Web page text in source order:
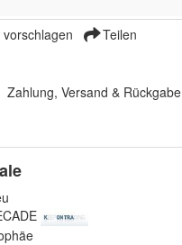
vorschlagen Teilen
Zahlung, Versand & Rückgabe